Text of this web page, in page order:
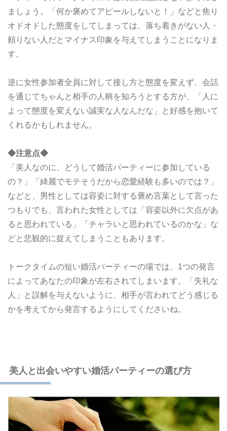
ましょう。「何か褒めてアピールしないと！」などと焦り
オドオドした態度をしてしまっては、落ち着きがない人・
頼りない人だとマイナス印象を与えてしまうことになりま
す。
逆に女性参加者全員に対して接し方と態度を変えず、会話
を通じてちゃんと相手の人柄を知ろうとする方が、「人に
よって態度を変えない誠実な人なんだな」と好感を抱いて
くれるかもしれません。
◆注意点◆
「美人なのに、どうして婚活パーティーに参加している
の？」「綺麗でモテそうだから恋愛経験も多いのでは？」
などと、男性としては容姿に対する褒め言葉として言った
つもりでも、言われた女性としては「容姿以外に欠点があ
ると思われている」「チャラいと思われているのかな」な
どと悲観的に捉えてしまうこともあります。
トークタイムの短い婚活パーティーの場では、1つの発言
によってあなたの印象が左右されてしまいます。「失礼な
人」と誤解を与えないように、相手が言われてどう感じる
かを考えてから発言するようにしてくださいね。
美人と出会いやすい婚活パーティーの選び方